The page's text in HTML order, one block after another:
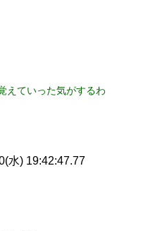
えていった気がするわ
水) 19:42:47.77